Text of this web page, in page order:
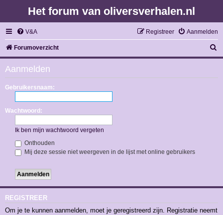
Het forum van oliversverhalen.nl
V&A Aanmelden
Registreer
Forumoverzicht
o
Aanmelden
Gebruikersnaam:
Wachtwoord:
Ik ben mijn wachtwoord vergeten
Onthouden
Mij deze sessie niet weergeven in de lijst met online gebruikers
REGISTREER
Om je te kunnen aanmelden, moet je geregistreerd zijn. Registratie neemt